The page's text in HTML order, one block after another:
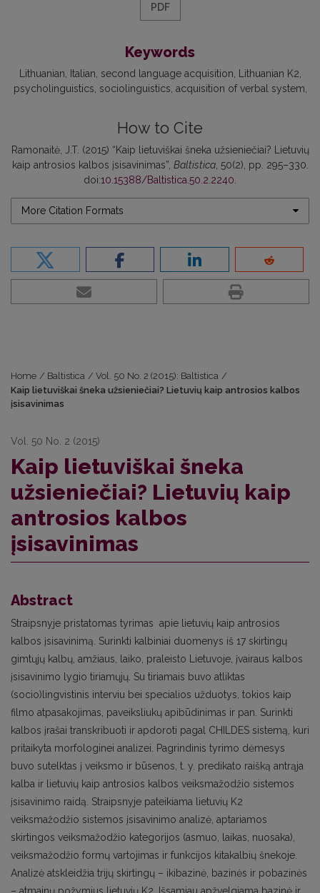
PDF
Keywords
Lithuanian Italian second language acquisition
Lithuanian K2
psycholinguistics sociolinguistics acquisition of verbal system
How to Cite
Ramonaitė, J.T. (2015) “Kaip lietuviškai šneka užsieniečiai? Lietuvių
kaip antrosios kalbos įsisavinimas”, Baltistica, 50(2), pp. 295–330.
doi:10.15388/Baltistica.50.2.2240
More Citation Formats
Home / Baltistica / Vol. 50 No. 2 (2015): Baltistica /
Kaip lietuviškai šneka užsieniečiai? Lietuvių kaip antrosios kalbos
įsisavinimas
Vol. 50 No. 2 (2015)
Kaip lietuviškai šneka
užsieniečiai? Lietuvių kaip
antrosios kalbos
įsisavinimas
Abstract
Straipsnyje pristatomas tyrimas apie lietuvių kaip antrosios
kalbos įsisavinimą. Surinkti kalbiniai duomenys iš 17 skirtingų
gimtųjų kalbų, amžiaus, laiko, praleisto Lietuvoje, įvairaus kalbos
įsisavinimo lygio tiriamųjų. Su tiriamais buvo atliktas
(socio)lingvistinis interviu bei specialios užduotys, tokios kaip
filmo atpasakojimas, paveiksliukų apibūdinimas ir pan. Surinkti
kalbos įrašai transkribuoti ir apdoroti pagal CHILDES sistemą, kuri
pritaikyta morfologinei analizei. Pagrindinis tyrimo dėmesys
buvo sutelktas į veiksmo ir būsenos, t. y. predikato raišką antrąja
kalba ir lietuvių kaip antrosios kalbos veiksmažodžio sistemos
įsisavinimo raidą. Straipsnyje pateikiama lietuvių K2
veiksmažodžio sistemos įsisavinimo analizė, aptariamos
skirtingos veiksmažodžio kategorijos (asmuo, laikas, nuosaka),
veiksmažodžio formų vartojimas ir funkcijos kitakalbių šnekoje.
Analizė atskleidžia trijų skirtingų – ikibazinė, bazinės ir pobazinės